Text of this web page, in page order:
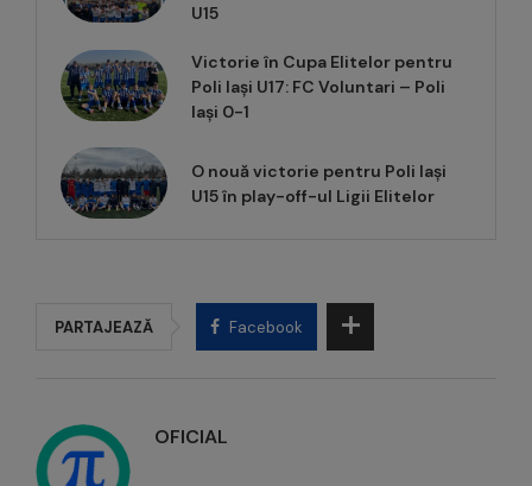
U15
Victorie în Cupa Elitelor pentru
Poli Iași U17: FC Voluntari – Poli
Iași 0-1
O nouă victorie pentru Poli Iași
U15 în play-off-ul Ligii Elitelor
PARTAJEAZĂ Facebook
OFICIAL